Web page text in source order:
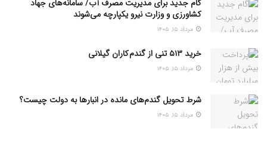
گام جدید برای مدیریت مصرف آب/ سامانه‌های جهاد
کشاورزی و وزارت نیرو یکپارچه می‌شوند
مرداد ۱۵, ۱۴۰۵
خرید ۵۱۳ تنی از گندم کاران گیلانی
مرداد ۱۵, ۱۴۰۵
شرط تحویل گندم‌های مانده در انبار‌ها به دولت چیست؟
مرداد ۱۵, ۱۴۰۵